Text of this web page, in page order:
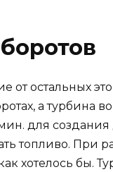
от остальных
а турбина
для
топливо. При
хотелось бы.